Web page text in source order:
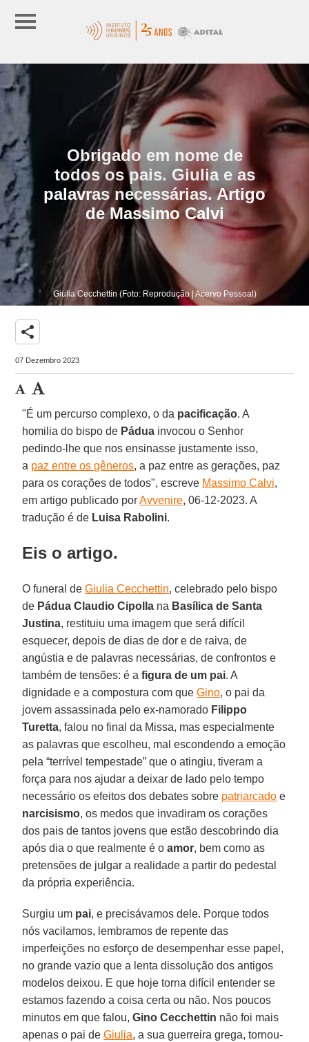
Obrigado em nome de
todos os pais. Giulia e as
palavras necessárias. Artigo
de Massimo Calvi
Giulia Cecchettin (Foto: Reprodução | Acervo Pessoal)
share
07 Dezembro 2023
"É um percurso complexo, o da pacificação. A
homilia do bispo de Pádua invocou o Senhor
pedindo-lhe que nos ensinasse justamente isso,
a paz entre os gêneros, a paz entre as gerações, paz
para os corações de todos", escreve Massimo Calvi,
em artigo publicado porAvvenire, 06-12-2023. A
tradução é de Luisa Rabolini.
Eis o artigo.
O funeral deGiulia Cecchettin, celebrado pelo bispo
de Pádua Claudio Cipolla na Basílica de Santa
Justina, restituiu uma imagem que será difícil
esquecer, depois de dias de dor e de raiva, de
angústia e de palavras necessárias, de confrontos e
também de tensões: é afigura de um pai. A
dignidade e a compostura com queGino, o pai da
jovem assassinada pelo ex-namorado Filippo
Turetta, falou no final da Missa, mas especialmente
as palavras que escolheu, mal escondendo a emoção
pela “terrível tempestade” que o atingiu, tiveram a
força para nos ajudar a deixar de lado pelo tempo
necessário os efeitos dos debates sobre patriarcado e
narcisismo, os medos que invadiram os corações
dos pais de tantos jovens que estão descobrindo dia
após dia o que realmente é oamor, bem como as
pretensões de julgar a realidade a partir do pedestal
da própria experiência.
Surgiu um pai, e precisávamos dele. Porque todos
nós vacilamos, lembramos de repente das
imperfeições no esforço de desempenhar esse papel,
no grande vazio que a lenta dissolução dos antigos
modelos deixou. E que hoje torna difícil entender se
estamos fazendo a coisa certa ou não. Nos poucos
minutos em que falou,Gino Cecchettin não foi mais
apenas o pai deGiulia, a sua guerreira grega, tornou-